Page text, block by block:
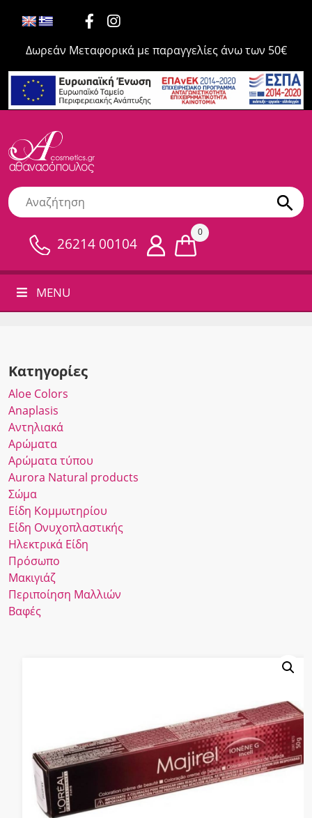
Δωρεάν Μεταφορικά με παραγγελίες άνω των 50€
26214 00104
0
MENU
Κατηγορίες
Αloe Colors
Anaplasis
Αντηλιακά
Αρώματα
Αρώματα τύπου
Αurora Νatural products
Σώμα
Είδη Κομμωτηρίου
Είδη Ονυχοπλαστικής
Ηλεκτρικά Είδη
Πρόσωπο
Μακιγιάζ
Περιποίηση Μαλλιών
Βαφές